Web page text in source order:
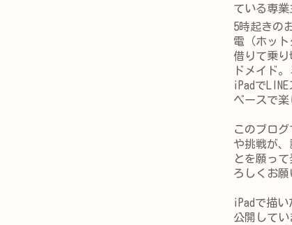
ている専業
5時起きの
電（ホッ
借りて乗
ドメイド
iPadで
ペースで楽
このブロ
や挑戦が
とを願っ
ろしくお願
iPadで描
公開して